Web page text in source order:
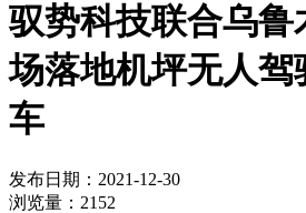
驭势科技联合乌鲁
场落地机坪无人驾
车
发布日期：2021-12-30
浏览量：2152